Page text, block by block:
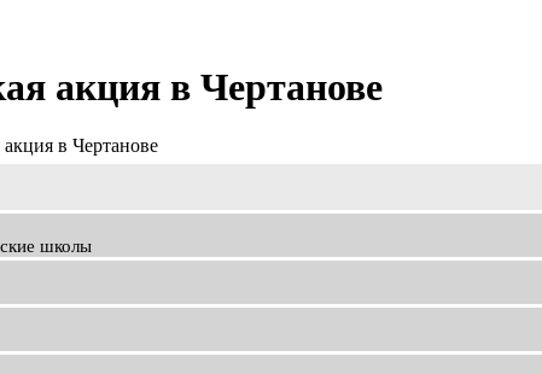
акция в Чертанове
в Чертанове
школы